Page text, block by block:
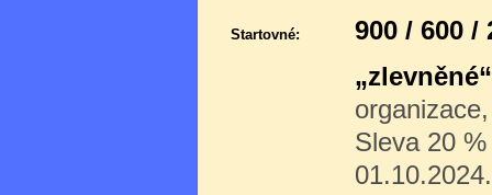
Startovné:
900 / 600 /
„zlevněné“
Sleva 20
01.10.2024.